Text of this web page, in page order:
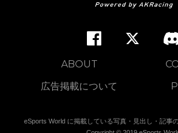
ABOUT
広告掲載について
eSports World に掲載している写真・見出し・記事